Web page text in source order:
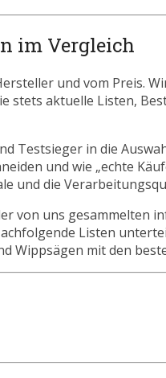
im Vergleich
und vom Preis.
stets aktuelle Listen,
Testsieger in die
und wie „echte
und die
von uns gesammelten
Listen
Wippsägen mit den